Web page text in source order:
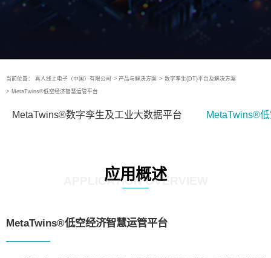
当前位置： 真人线上电子（中国）有限公司 > 产品与解决方案 > 数字孪生(DT)平台及解决方案
> MetaTwins®低空经济智慧运管平台
MetaTwins®数字孪生及工业大数据平台 MetaTwins®
应用概述
APPLICATION OVERVIEW
MetaTwins®低空经济智慧运管平台